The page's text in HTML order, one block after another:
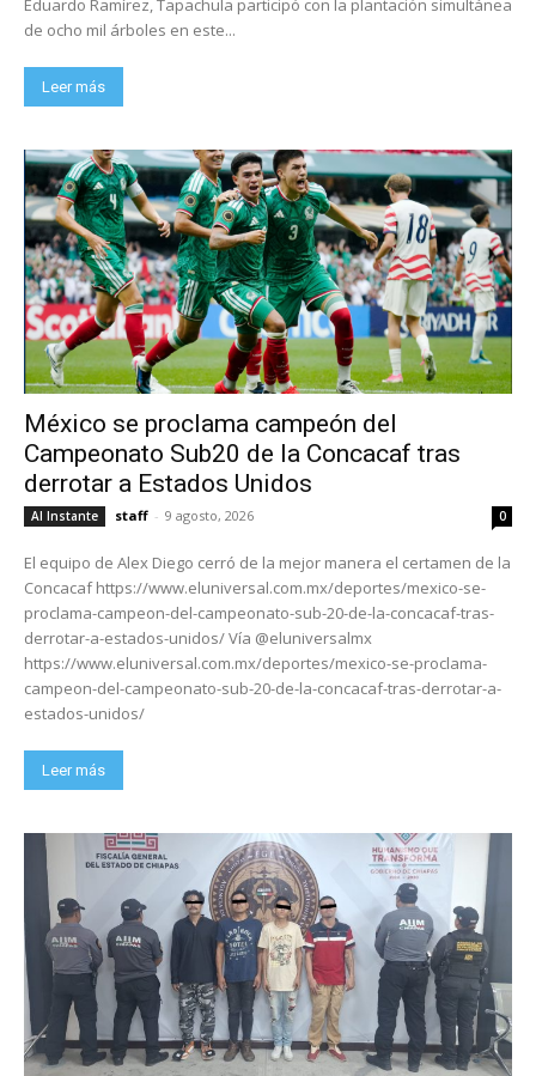
Eduardo Ramírez, Tapachula participó con la plantación simultánea
de ocho mil árboles en este...
Leer más
México se proclama campeón del
Campeonato Sub20 de la Concacaf tras
derrotar a Estados Unidos
Al Instante staff - 9 agosto, 2026 0
El equipo de Alex Diego cerró de la mejor manera el certamen de la
Concacaf https://www.eluniversal.com.mx/deportes/mexico-se-
proclama-campeon-del-campeonato-sub-20-de-la-concacaf-tras-
derrotar-a-estados-unidos/ Vía @eluniversalmx
https://www.eluniversal.com.mx/deportes/mexico-se-proclama-
campeon-del-campeonato-sub-20-de-la-concacaf-tras-derrotar-a-
estados-unidos/
Leer más